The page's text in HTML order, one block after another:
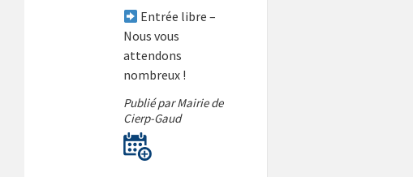
Entrée libre –
Nous vous
attendons
nombreux !
Publié par Mairie de
Cierp-Gaud